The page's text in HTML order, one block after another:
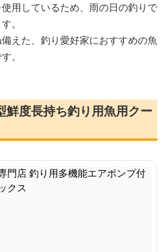
用しているため、雨の日の釣りで
。
えた、釣り愛好家におすすめの魚
。
鮮度長持ち釣り用魚用クー